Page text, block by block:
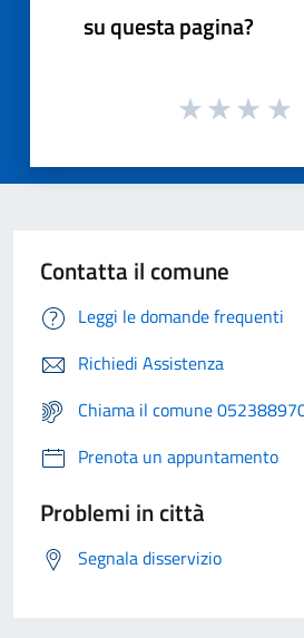
su questa pagina?
Contatta il comune
Leggi le domande frequenti
Richiedi Assistenza
Chiama il comune
Prenota un appuntamento
Problemi in città
Segnala disservizio